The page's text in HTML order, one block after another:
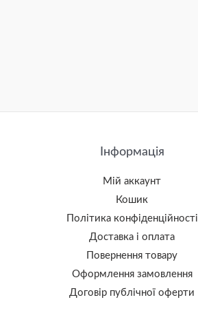
Інформація
Мій аккаунт
Кошик
Політика конфіденційності
Доставка і оплата
Повернення товару
Оформлення замовлення
Договір публічної оферти